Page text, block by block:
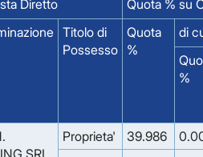
Diretto
Quota % su
Titolo di
Possesso
Quota
%
di
%
SRL
Proprieta' 39.986